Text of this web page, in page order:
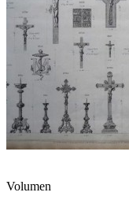
Volumen